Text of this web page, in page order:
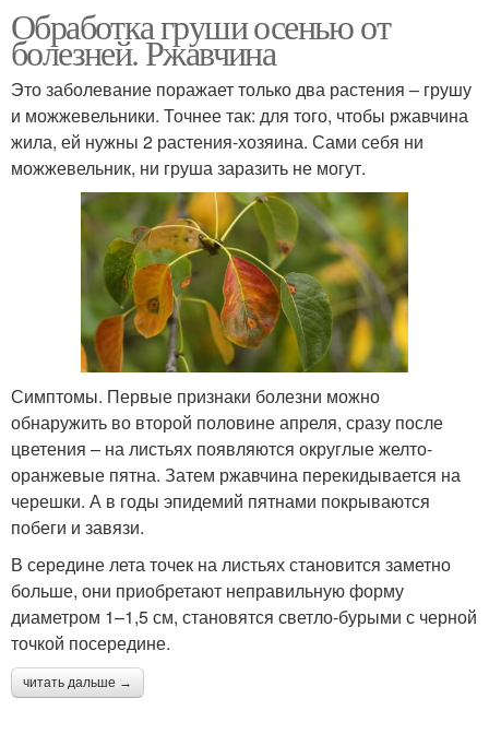
Обработка груши осенью от
болезней. Ржавчина
Это заболевание поражает только два растения – грушу
и можжевельники. Точнее так: для того, чтобы ржавчина
жила, ей нужны 2 растения-хозяина. Сами себя ни
можжевельник, ни груша заразить не могут.
Симптомы. Первые признаки болезни можно
обнаружить во второй половине апреля, сразу после
цветения – на листьях появляются округлые желто-
оранжевые пятна. Затем ржавчина перекидывается на
черешки. А в годы эпидемий пятнами покрываются
побеги и завязи.
В середине лета точек на листьях становится заметно
больше, они приобретают неправильную форму
диаметром 1–1,5 см, становятся светло-бурыми с черной
точкой посередине.
читать дальше →